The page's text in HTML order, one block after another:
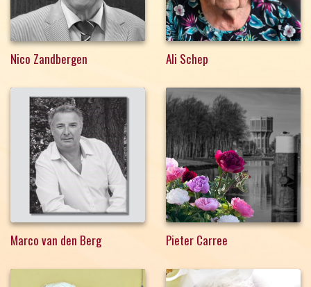
Nico Zandbergen Ali Schep
Marco van den Berg Pieter Carree